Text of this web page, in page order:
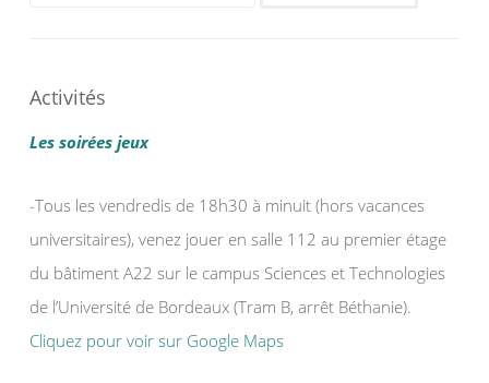
Activités
Les soirées jeux
-Tous les vendredis de 18h30 à minuit (hors vacances
universitaires), venez jouer en salle 112 au premier étage
du bâtiment A22 sur le campus Sciences et Technologies
de l’Université de Bordeaux (Tram B, arrêt Béthanie).
Cliquez pour voir sur Google Maps